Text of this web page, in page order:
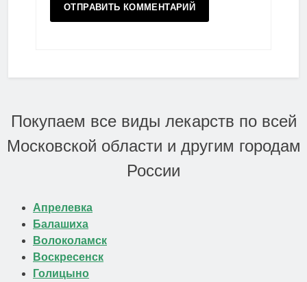
Покупаем все виды лекарств по всей
Московской области и другим городам
России
Апрелевка
Балашиха
Волоколамск
Воскресенск
Голицыно